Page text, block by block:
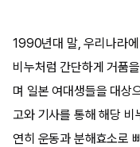
1990년대 말, 우리나라
비누처럼 간단하게 거품
며 일본 여대생들을 대상
고와 기사를 통해 해당
연히 운동과 분해효소로